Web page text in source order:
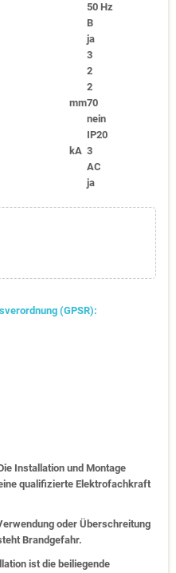
50 Hz
B
ja
3
2
2
mm70
nein
IP20
kA 3
AC
ja
(GPSR):
Installation und Montage
qualifizierte Elektrofachkraft
oder Überschreitung
Brandgefahr.
ist die beiliegende